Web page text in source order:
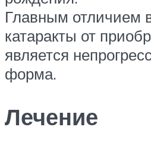
Главным отличием
катаракты от
является
форма.
Лечение